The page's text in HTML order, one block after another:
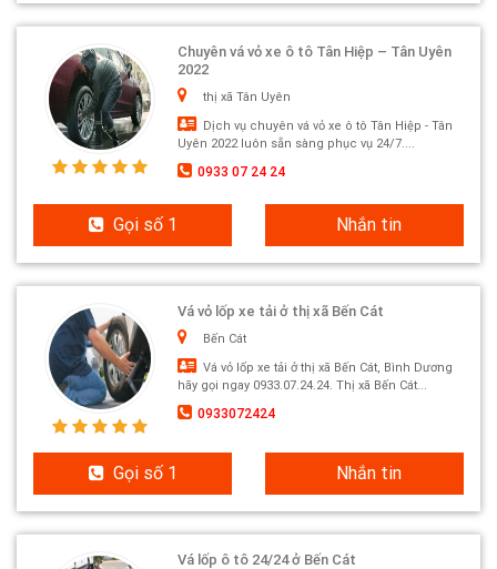
Chuyên vá vỏ xe ô tô Tân Hiệp – Tân Uyên
2022
thị xã Tân Uyên
Dịch vụ chuyên vá vỏ xe ô tô Tân Hiệp - Tân
Uyên 2022 luôn sẵn sàng phục vụ 24/7....
0933 07 24 24
Gọi số 1 Nhắn tin
Vá vỏ lốp xe tải ở thị xã Bến Cát
Bến Cát
Vá vỏ lốp xe tải ở thị xã Bến Cát, Bình Dương
hãy gọi ngay 0933.07.24.24. Thị xã Bến Cát...
0933072424
Gọi số 1 Nhắn tin
Vá lốp ô tô 24/24 ở Bến Cát